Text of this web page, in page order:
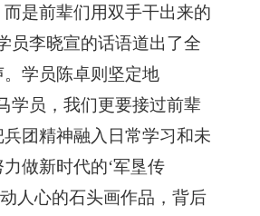
是前辈们用双手干出来的
员李晓宣的话语道出了全
学员陈卓则坚定地
学员，我们更要接过前辈
团精神融入日常学习和未
做新时代的‘军垦传
动人心的石头画作品，背后